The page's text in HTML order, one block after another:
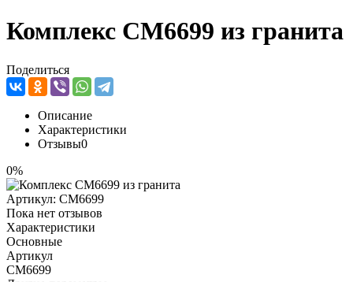
Комплекс CM6699 из гранита
Поделиться
Описание
Характеристики
Отзывы0
0%
Артикул: CM6699
Пока нет отзывов
Характеристики
Основные
Артикул
CM6699